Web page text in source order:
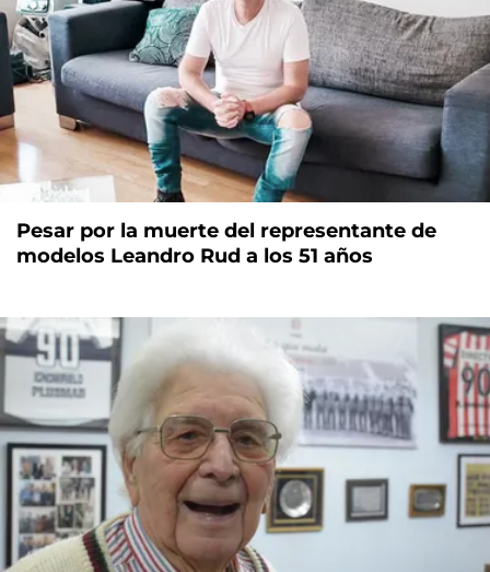
Pesar por la muerte del representante de
modelos Leandro Rud a los 51 años